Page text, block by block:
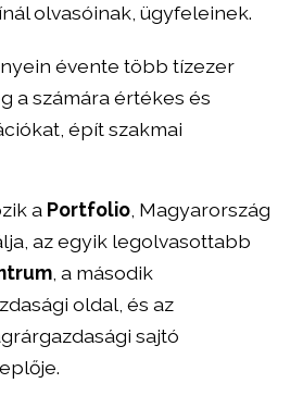
olvasóinak, ügyfeleinek.
évente több tízezer
a számára értékes és
épít szakmai
a Portfolio, Magyarország
az egyik legolvasottabb
, a második
oldal, és az
sajtó